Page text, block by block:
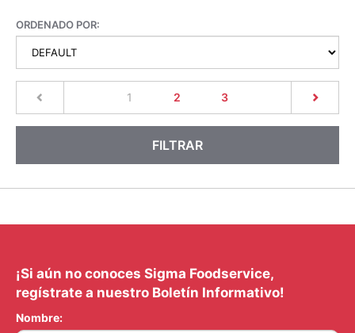
ORDENADO POR:
1 (current)2 3
FILTRAR
¡Si aún no conoces Sigma Foodservice,
regístrate a nuestro Boletín Informativo!
Nombre: